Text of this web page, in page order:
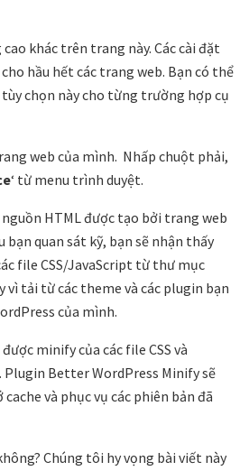
khác trên trang này. Các cài đặt
hầu hết các trang web. Bạn có thể
chọn này cho từng trường hợp cụ
web của mình. Nhấp chuột phải,
‘ từ menu trình duyệt.
HTML được tạo bởi trang web
bạn quan sát kỹ, bạn sẽ nhận thấy
file CSS/JavaScript từ thư mục
vì tải từ các theme và các plugin bạn
của mình.
minify của các file CSS và
Plugin Better WordPress Minify sẽ
và phục vụ các phiên bản đã
Chúng tôi hy vọng bài viết này